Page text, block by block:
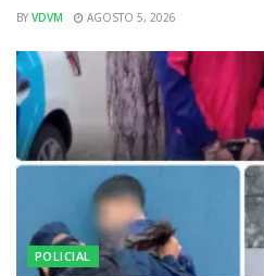
BY VDVM AGOSTO 5, 2026
POLICIAL